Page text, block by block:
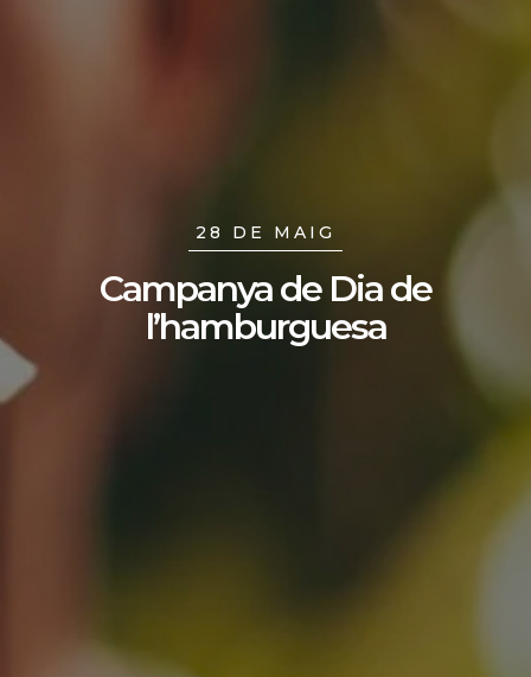
28 DE MAIG
Campanya de Dia de
l’hamburguesa